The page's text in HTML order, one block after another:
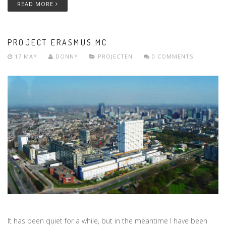
READ MORE
PROJECT ERASMUS MC
17 MAY DONNY PROJECTEN 0 COMMENTS
It has been quiet for a while, but in the meantime I have been